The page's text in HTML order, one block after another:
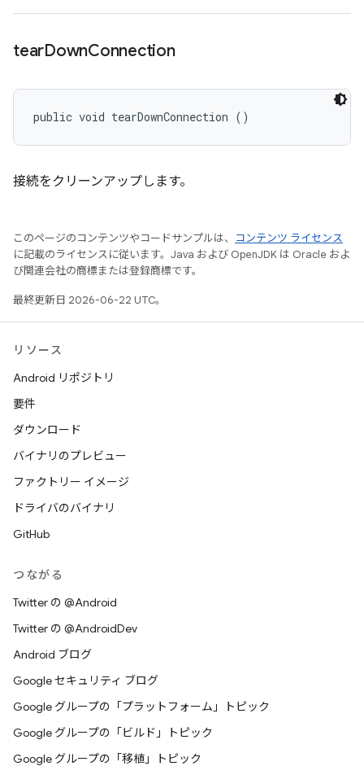
tearDownConnection
public void tearDownConnection ()
接続をクリーンアップします。
このページのコンテンツやコードサンプルは、
コンテンツ ライセンス
に記載のライセンスに従います。Java および OpenJDK は Oracle およ
び関連会社の商標または登録商標です。
最終更新日 2026-06-22 UTC。
リソース
Android リポジトリ
要件
ダウンロード
バイナリのプレビュー
ファクトリー イメージ
ドライバのバイナリ
GitHub
つながる
Twitter の @Android
Twitter の @AndroidDev
Android ブログ
Google セキュリティ ブログ
Google グループの「プラットフォーム」トピック
Google グループの「ビルド」トピック
Google グループの「移植」トピック